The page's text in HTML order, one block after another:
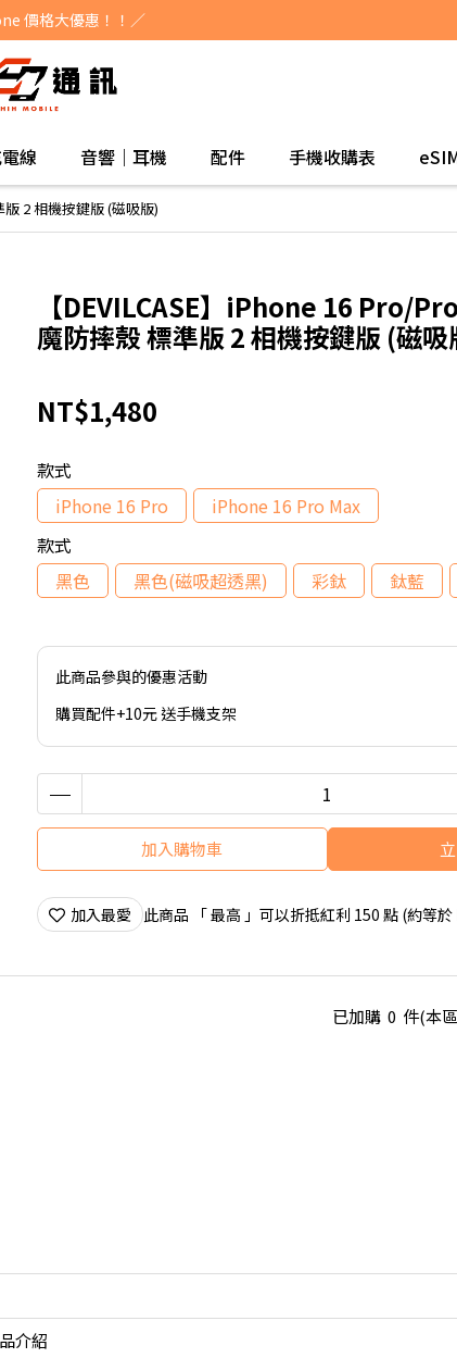
價格大優惠！！／
線 音響｜耳機 配件 手機收購表
版 2 相機按鍵版 (磁吸版)
【DEVILCASE】iPhone 16 Pro/
魔防摔殼 標準版 2 相機按鍵版 (磁吸
NT$1,480
款式
iPhone 16 Pro
iPhone 16 Pro Max
款式
黑色
黑色(磁吸超透黑) 彩鈦 鈦藍
此商品參與的優惠活動
購買配件+10元 送手機支架
加入購物車
加入最愛 此商品 「 最高 」可以折抵紅利 150 點 (約等於
已加購 0 件(本
介紹